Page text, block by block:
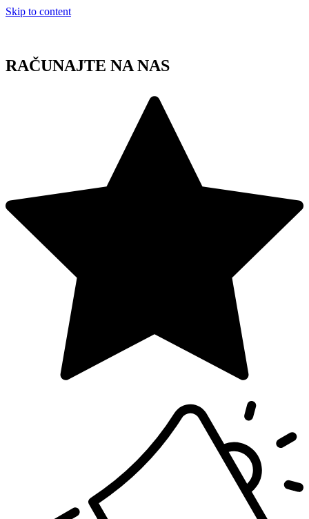
Skip to content
RAČUNAJTE NA NAS